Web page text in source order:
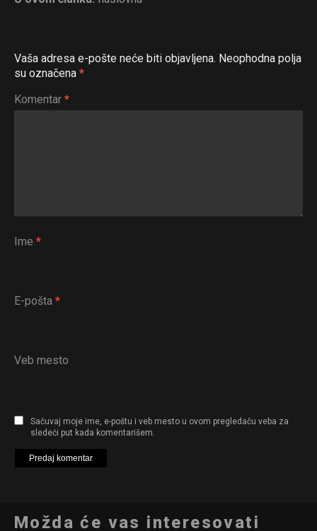
Vaša adresa e-pošte neće biti objavljena. Neophodna polja
su označena *
Komentar *
Ime *
E-pošta *
Veb mesto
Sačuvaj moje ime, e-poštu i veb mesto u ovom pregledaču veba za
sledeći put kada komentarišem.
Možda će vas interesovati
Reddit